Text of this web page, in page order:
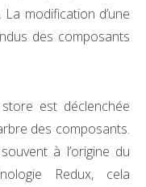
modification d’une
des composants
est déclenchée
des composants.
à l’origine du
Redux, cela